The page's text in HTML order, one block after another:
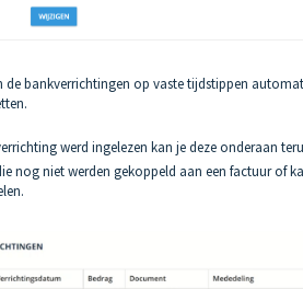
de bankverrichtingen op vaste tijdstippen
werd ingelezen kan je deze onderaan
nog niet werden gekoppeld aan een factuur of